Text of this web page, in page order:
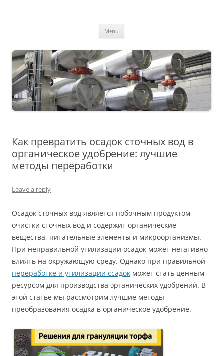
Menu
Как превратить осадок сточных вод в
органическое удобрение: лучшие
методы переработки
Leave a reply
Осадок сточных вод является побочным продуктом
очистки сточных вод и содержит органические
вещества, питательные элементы и микроорганизмы.
При неправильной утилизации осадок может негативно
влиять на окружающую среду. Однако при правильной
переработке и утилизации осадок может стать ценным
ресурсом для производства органических удобрений. В
этой статье мы рассмотрим лучшие методы
преобразования осадка в органическое удобрение.